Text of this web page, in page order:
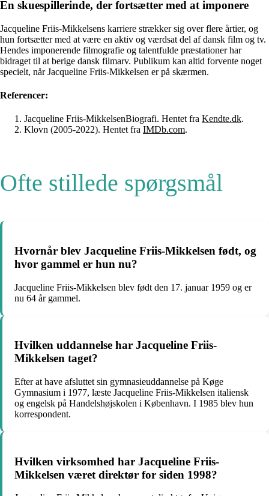
En skuespillerinde, der fortsætter med at imponere
Jacqueline Friis-Mikkelsens karriere strækker sig over flere årtier, og
hun fortsætter med at være en aktiv og værdsat del af dansk film og tv.
Hendes imponerende filmografie og talentfulde præstationer har
bidraget til at berige dansk filmarv. Publikum kan altid forvente noget
specielt, når Jacqueline Friis-Mikkelsen er på skærmen.
Referencer:
Jacqueline Friis-MikkelsenBiografi. Hentet fra Kendte.dk.
Klovn (2005-2022). Hentet fra IMDb.com.
Ofte stillede spørgsmål
Hvornår blev Jacqueline Friis-Mikkelsen født, og
hvor gammel er hun nu?
Jacqueline Friis-Mikkelsen blev født den 17. januar 1959 og er
nu 64 år gammel.
Hvilken uddannelse har Jacqueline Friis-
Mikkelsen taget?
Efter at have afsluttet sin gymnasieuddannelse på Køge
Gymnasium i 1977, læste Jacqueline Friis-Mikkelsen italiensk
og engelsk på Handelshøjskolen i København. I 1985 blev hun
korrespondent.
Hvilken virksomhed har Jacqueline Friis-
Mikkelsen været direktør for siden 1998?